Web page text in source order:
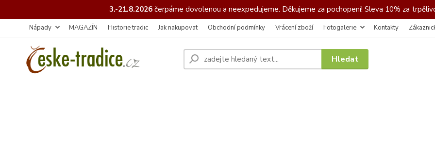
3.-21.8.2026čerpáme dovolenou a neexpedujeme. Děkujeme za pochopení! Sleva 10% za
Nápady MAGAZÍN Historie tradic Jak nakupovat Obchodní podmínky Vrácení zboží Fotogalerie Kontakty
Hledat